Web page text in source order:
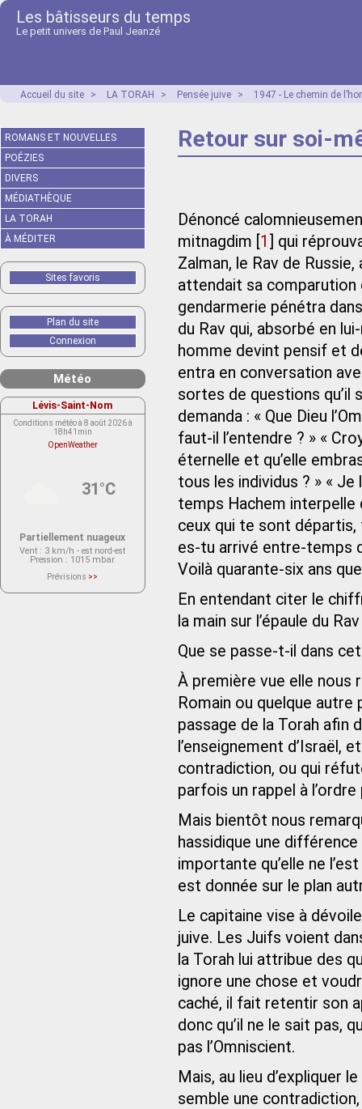
Les bâtisseurs du temps
Le petit univers de Paul Jeanzé
Accueil du site > LA TORAH > Pensée juive > 1947 - Le chemin de
Retour sur soi-
Dénoncé
mitnagdim 1
qui
Zalman, le Rav de
attendait sa comparution
gendarmerie pénétra
du Rav qui, absorbé en
homme devint pensif et
entra en conversation
sortes de questions qu’il
demanda : « Que Dieu
faut-il l’entendre ? » «
éternelle et qu’elle
tous les individus ? » «
temps Hachem interpelle
ceux qui te sont départis,
es-tu arrivé entre-temps
Voilà quarante-six ans
En entendant citer le
la main sur l’épaule du
Que se passe-t-il dans
À première vue elle nous
Romain ou quelque autre
passage de la Torah afin
l’enseignement d’Israël,
contradiction, ou qui
parfois un rappel à
Mais bientôt nous
hassidique une
importante qu’elle ne
est donnée sur le plan
Le capitaine vise à
juive. Les Juifs voient
la Torah lui attribue des
ignore une chose et
caché, il fait retentir son
donc qu’il ne le sait pas,
pas l’Omniscient.
Mais, au lieu d’expliquer
semble une
ROMANS ET NOUVELLES
POÉZIES
DIVERS
MÉDIATHÈQUE
LA TORAH
À MÉDITER
Sites favoris
Plan du site
Connexion
Météo
Lévis-Saint-Nom
Conditions météo à 8 août 2026 à
18h41min
OpenWeather
31°C
Partiellement nuageux
Vent : 3 km/h - est nord-est
Pression : 1015 mbar
Prévisions >>
actuellement aucune prévision